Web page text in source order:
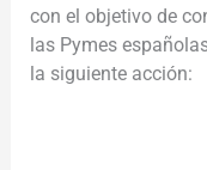
con el objetivo de
las Pymes
la siguiente acción: